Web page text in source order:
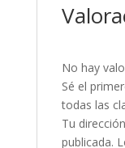
No hay
Sé el
todas las
Tu
publicada.